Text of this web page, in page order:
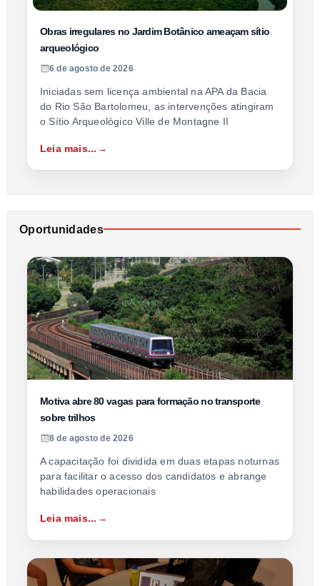
Obras irregulares no Jardim Botânico ameaçam sítio
arqueológico
6 de agosto de 2026
Iniciadas sem licença ambiental na APA da Bacia
do Rio São Bartolomeu, as intervenções atingiram
o Sítio Arqueológico Ville de Montagne II
Leia mais...
Oportunidades
Motiva abre 80 vagas para formação no transporte
sobre trilhos
8 de agosto de 2026
A capacitação foi dividida em duas etapas noturnas
para facilitar o acesso dos candidatos e abrange
habilidades operacionais
Leia mais...